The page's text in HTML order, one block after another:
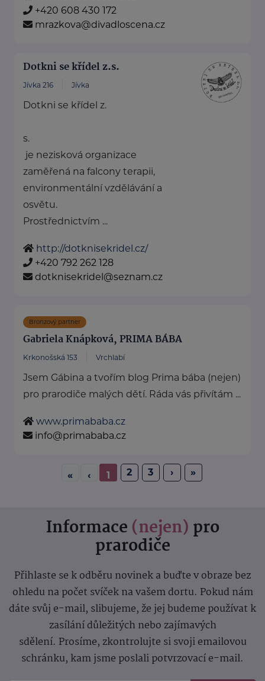
+420 608 430 172
mrazkova@divadloscena.cz
Dotkni se křídel z.s.
Jívka 216 Jívka
Dotkni se křídel z.
s.
je nezisková organizace
zaměřená na falcony terapii,
environmentální vzdělávání a
osvětu.
Prostřednictvím ...
http://dotknisekridel.cz/
+420 792 262 128
dotknisekridel@seznam.cz
Bronzový partner
Gabriela Knápková, PRIMA BÁBA
Krkonošská 153 Vrchlabí
Jsem Gábina a tvořím blog Prima bába (nejen)
pro prarodiče malých dětí. Ráda vás přivítám ...
www.primababa.cz
info@primababa.cz
« ‹ 1 2 3 › »
Informace (nejen) pro
prarodiče
Přihlaste se k odběru novinek a buďte v obraze bez
ohledu na počet svíček na vašem dortu. Pokud nám
dáte svůj e-mail, slibujeme, že jej budeme používat k
zasílání důležitých nebo zajímavých
sdělení. Prosíme, zkontrolujte si svoji emailovou
schránku, kam jsme poslali potvrzovací e-mail.